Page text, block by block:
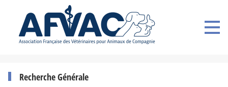
Recherche Générale